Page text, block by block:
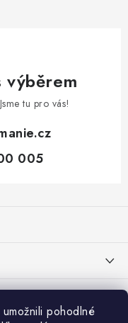
pohodlné
výběrem
tu pro vás!
005